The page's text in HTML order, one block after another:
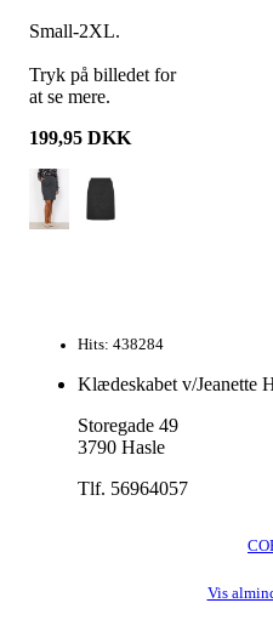
Small-2XL.
Tryk på billedet for
at se mere.
199,95 DKK
Hits: 438284
Klædeskabet v/Jeanette
Storegade 49
3790 Hasle
Tlf. 56964057
Vis